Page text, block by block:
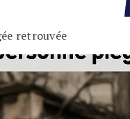
retrouvée